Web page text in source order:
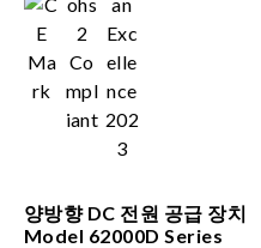
양방향 DC 전원 공급 장치
Model 62000D Series